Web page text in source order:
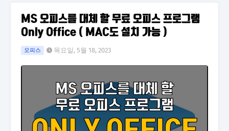
MS 오피스를 대체 할 무료 오피스 프로그램
Only Office ( MAC도 설치 가능 )
오피스 목요일, 5월 18, 2023